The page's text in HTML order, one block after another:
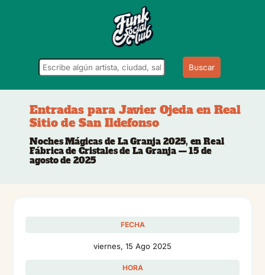
Buscar
Entradas para Javier Ojeda en Real
Sitio de San Ildefonso
Noches Mágicas de La Granja 2025, en Real
Fábrica de Cristales de La Granja — 15 de
agosto de 2025
FECHA
viernes, 15 Ago 2025
HORA